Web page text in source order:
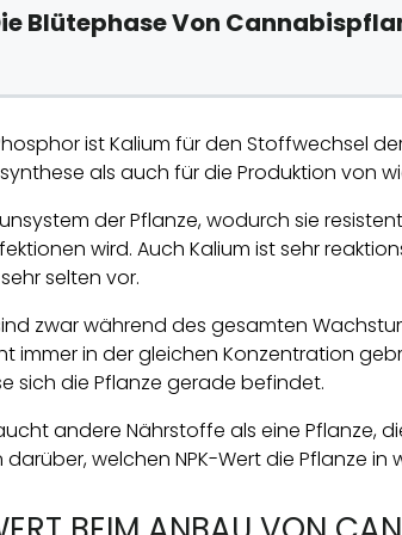
Blütephase Von
ist Kalium für den Stoffwechsel
als auch für die Produktion von
der Pflanze, wodurch sie
wird. Auch Kalium ist sehr
selten vor.
zwar während des gesamten
immer in der gleichen Konzentration
sich die Pflanze gerade befindet.
andere Nährstoffe als eine Pflanze,
welchen NPK-Wert die Pflanze